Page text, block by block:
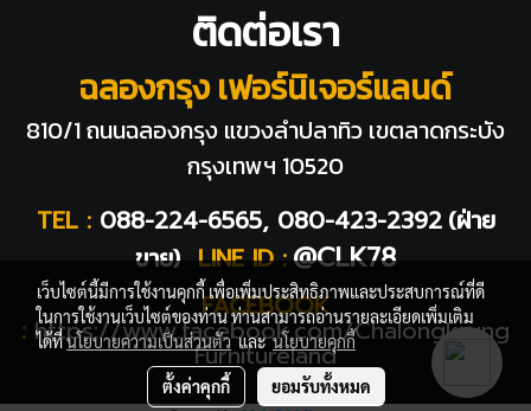
ติดต่อเรา
ฉลองกรุง เฟอร์นิเจอร์แลนด์
810/1 ถนนฉลองกรุง แขวงลำปลาทิว เขตลาดกระบัง
กรุงเทพฯ 10520
TEL : 088-224-6565, 080-423-2392 (ฝ่าย
ขาย) LINE ID : @CLK78
FACEBOOK
: https://www.facebook.com/Chalongkrung
Furnitureland
เว็บไซต์นี้มีการใช้งานคุกกี้ เพื่อเพิ่มประสิทธิภาพและประสบการณ์ที่ดี
ในการใช้งานเว็บไซต์ของท่าน ท่านสามารถอ่านรายละเอียดเพิ่มเติม
ได้ที่นโยบายความเป็นส่วนตัวและนโยบายคุกกี้
ตั้งค่าคุกกี้ ยอมรับทั้งหมด